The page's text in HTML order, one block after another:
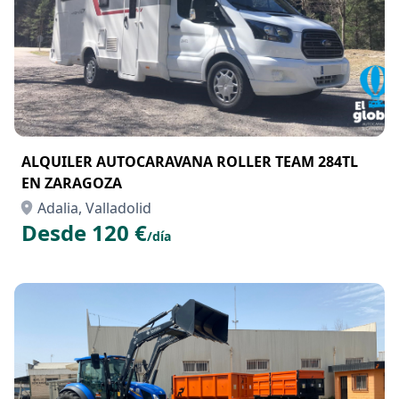
ALQUILER AUTOCARAVANA ROLLER TEAM 284TL
EN ZARAGOZA
Adalia, Valladolid
Desde 120 €/día